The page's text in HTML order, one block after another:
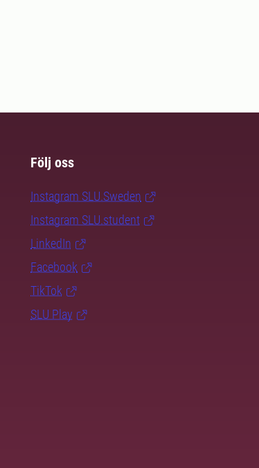
Följ oss
Instagram SLU.Sweden
Instagram SLU.student
LinkedIn
Facebook
TikTok
SLU Play